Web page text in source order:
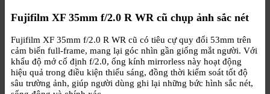
Fujifilm XF 35mm f/2.0 R WR cũ chụp ảnh sắc nét
Fujifilm XF 35mm f/2.0 R WR cũ có tiêu cự quy đổi 53mm trên
cảm biến full-frame, mang lại góc nhìn gần giống mắt người. Với
khẩu độ mở cố định f/2.0, ống kính mirrorless này hoạt động
hiệu quả trong điều kiện thiếu sáng, đồng thời kiểm soát tốt độ
sâu trường ảnh, giúp người dùng ghi lại những bức hình sắc nét,